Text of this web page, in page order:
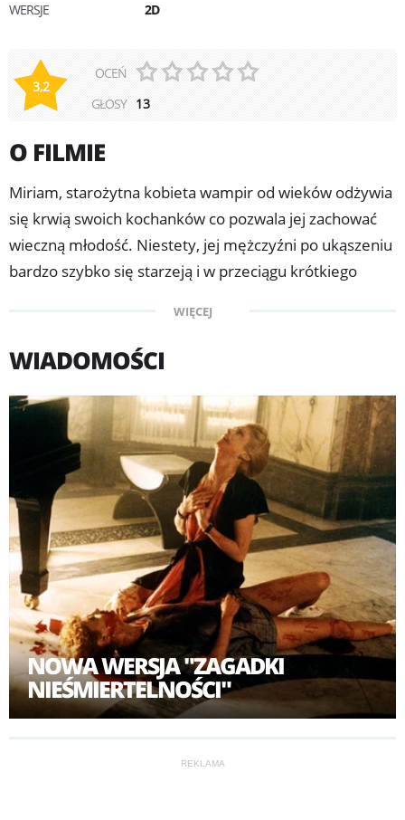
WERSJE
2D
3,2
OCEŃ
GŁOSY 13
O FILMIE
Miriam, starożytna kobieta wampir od wieków odżywia
się krwią swoich kochanków co pozwala jej zachować
wieczną młodość. Niestety, jej mężczyźni po ukąszeniu
bardzo szybko się starzeją i w przeciągu krótkiego
młodego chłopaka. Ten udaje się po pomoc do dr Sarah
Roberts, pani naukowiec pracującej nad eliksirem
młodości. Kiedy Miriam dowiaduje się o tym rusza
śladem byłego kochanka...
WIĘCEJ
WIADOMOŚCI
NOWA WERSJA "ZAGADKI
NIEŚMIERTELNOŚCI"
REKLAMA